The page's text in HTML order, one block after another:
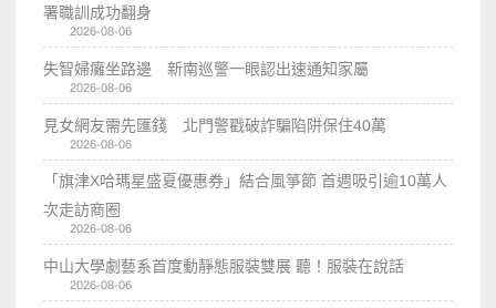
署職訓成功翻身
2026-08-06
失智婦癱坐路邊 新南巡警一眼認出速通知家屬
2026-08-06
見女網友需先匯錢 北門警戳破詐騙陷阱保住40萬
2026-08-06
「旗津X哈瑪星盛夏優惠券」結合風箏節 首週吸引逾10萬人
次走訪商圈
2026-08-06
中山大學劇藝系首度動靜態服裝雙展 聽！服裝在說話
2026-08-06